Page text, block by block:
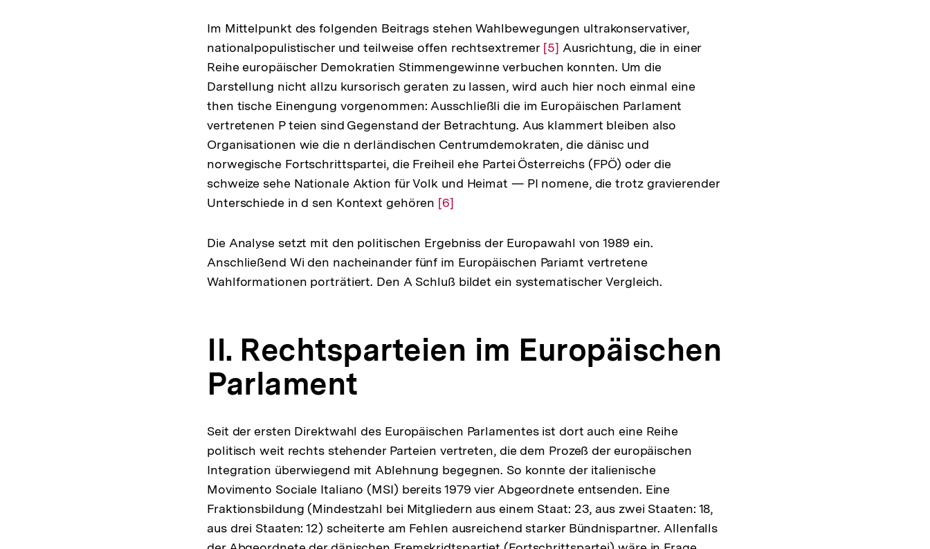
Im Mittelpunkt des folgenden Beitrags stehen Wahlbewegungen ultrakonservativer,
nationalpopulistischer und teilweise offen rechtsextremer Zur
Auflösung
der
Fußnote
[5] Ausrichtung, die in einer
Reihe europäischer Demokratien Stimmengewinne verbuchen konnten. Um die
Darstellung nicht allzu kursorisch geraten zu lassen, wird auch hier noch einmal eine
then tische Einengung vorgenommen: Ausschließli die im Europäischen Parlament
vertretenen P teien sind Gegenstand der Betrachtung. Aus klammert bleiben also
Organisationen wie die n derländischen Centrumdemokraten, die dänisc und
norwegische Fortschrittspartei, die Freiheil ehe Partei Österreichs (FPÖ) oder die
schweize sehe Nationale Aktion für Volk und Heimat — PI nomene, die trotz gravierender
Unterschiede in d sen Kontext gehören Zur
der
Fußnote
[6]
Die Analyse setzt mit den politischen Ergebniss der Europawahl von 1989 ein.
Anschließend Wi den nacheinander fünf im Europäischen Pariamt vertretene
Wahlformationen porträtiert. Den A Schluß bildet ein systematischer Vergleich.
II. Rechtsparteien im Europäischen
Parlament
Seit der ersten Direktwahl des Europäischen Parlamentes ist dort auch eine Reihe
politisch weit rechts stehender Parteien vertreten, die dem Prozeß der europäischen
Integration überwiegend mit Ablehnung begegnen. So konnte der italienische
Movimento Sociale Italiano (MSI) bereits 1979 vier Abgeordnete entsenden. Eine
Fraktionsbildung (Mindestzahl bei Mitgliedern aus einem Staat: 23, aus zwei Staaten: 18,
aus drei Staaten: 12) scheiterte am Fehlen ausreichend starker Bündnispartner. Allenfalls